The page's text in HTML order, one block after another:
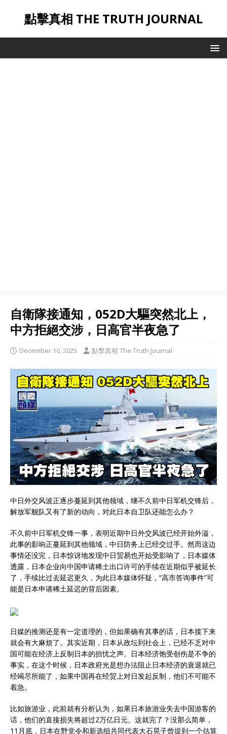
點擊真相 THE TRUTH JOURNAL
自衛隊接通知，052D大驅突然北上，
中方拒絕交涉，日高官半夜急了
December 10, 2025 點擊真相 The Truth Journal
中日外交风波正逐步蔓延到其他领域，继不久前中日军机交锋后，
解放军舰队又有了新的动向，对此日本自卫队还能怎么办？
不久前中日军机交锋一事，表明近期中日外交风波已经开始外溢，
此事的影响正蔓延到其他领域，中日防务上已经交过手。然而这边
事情还没完，日本惊讶地发现中日贸易也开始受影响了，日本媒体
透露，日本企业向中国申请稀土出口许可的手续在近期似乎被延长
了，手续比过去延迟更久，为此日本媒体怀疑，“高市答询事件”可
能是日本申请稀土延迟的背后因素。
日媒的推测还是有一定道理的，但如果确有其事的话，日本接下来
就会有大麻烦了。其实近期，日本从政坛到社会上，已经不乏对中
国可能在经济上反制日本的担忧之声。日本经济饱受创伤是不争的
事实，在这个时候，日本政府光是想办法阻止日本经济的衰退就已
经竭尽所能了，如果中国再在经贸上对日发起反制，他们不可能不
着急。
比如旅游业，此前就有分析认为，如果日本旅游业失去中国游客的
话，他们的直接损失将超过2万亿日元。这就完了？没那么简单，
11月底，日本在野党令和新选组共同代表大石晃子曾提到一个估算